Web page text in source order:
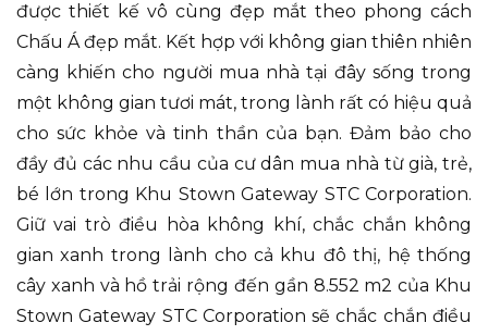
được thiết kế vô cùng đẹp mắt theo phong cách
Chấu Á đẹp mắt. Kết hợp với không gian thiên nhiên
càng khiến cho người mua nhà tại đây sống trong
một không gian tươi mát, trong lành rất có hiệu quả
cho sức khỏe và tinh thần của bạn. Đảm bảo cho
đầy đủ các nhu cầu của cư dân mua nhà từ già, trẻ,
bé lớn trong Khu Stown Gateway STC Corporation.
Giữ vai trò điều hòa không khí, chắc chắn không
gian xanh trong lành cho cả khu đô thị, hệ thống
cây xanh và hồ trải rộng đến gần 8.552 m2 của Khu
Stown Gateway STC Corporation sẽ chắc chắn điều